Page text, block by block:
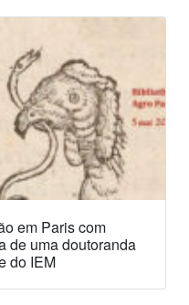
em Paris com
de uma doutoranda
do IEM